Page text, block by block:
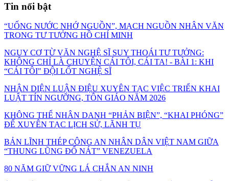
Tin nổi bật
“UỐNG NƯỚC NHỚ NGUỒN”, MẠCH NGUỒN NHÂN VĂN
TRONG TƯ TƯỞNG HỒ CHÍ MINH
NGUY CƠ TỪ VĂN NGHỆ SĨ SUY THOÁI TƯ TƯỞNG:
KHÔNG CHỈ LÀ CHUYỆN CÁI TÔI, CÁI TA! - BÀI 1: KHI
“CÁI TÔI" ĐỘI LỐT NGHỆ SĨ
NHẬN DIỆN LUẬN ĐIỆU XUYÊN TẠC VIỆC TRIỂN KHAI
LUẬT TÍN NGƯỠNG, TÔN GIÁO NĂM 2026
KHÔNG THỂ NHÂN DANH “PHẢN BIỆN”, “KHAI PHÓNG”
ĐỂ XUYÊN TẠC LỊCH SỬ, LÃNH TỤ
BẢN LĨNH THÉP CÔNG AN NHÂN DÂN VIỆT NAM GIỮA
“THUNG LŨNG ĐỔ NÁT” VENEZUELA
80 NĂM GIỮ VỮNG LÁ CHẮN AN NINH